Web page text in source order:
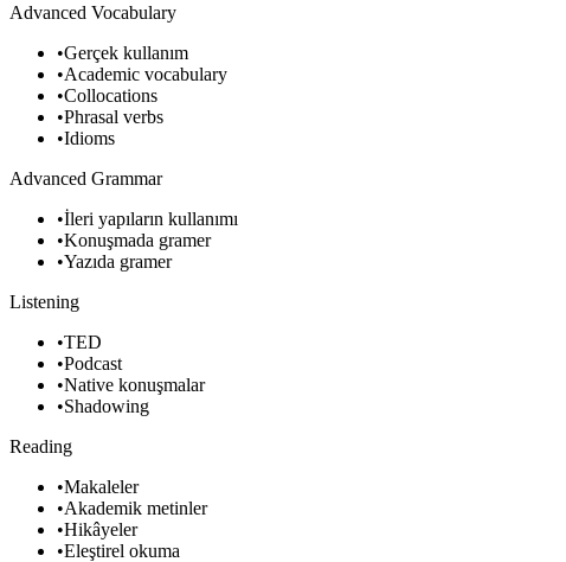
Advanced Vocabulary
•Gerçek kullanım
•Academic vocabulary
•Collocations
•Phrasal verbs
•Idioms
Advanced Grammar
•İleri yapıların kullanımı
•Konuşmada gramer
•Yazıda gramer
Listening
•TED
•Podcast
•Native konuşmalar
•Shadowing
Reading
•Makaleler
•Akademik metinler
•Hikâyeler
•Eleştirel okuma